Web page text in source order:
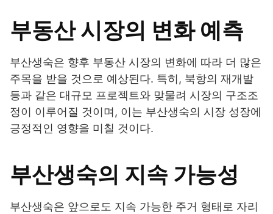
부동산 시장의 변화 예측
부산생숙은 향후 부동산 시장의 변화에 따라 더 많은
주목을 받을 것으로 예상된다. 특히, 북항의 재개발
등과 같은 대규모 프로젝트와 맞물려 시장의 구조조
정이 이루어질 것이며, 이는 부산생숙의 시장 성장에
긍정적인 영향을 미칠 것이다.
부산생숙의 지속 가능성
부산생숙은 앞으로도 지속 가능한 주거 형태로 자리